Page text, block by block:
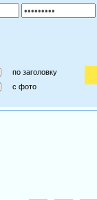
по заголовку
c фото